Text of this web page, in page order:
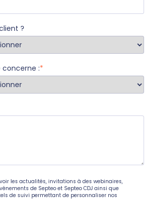
?
:*
les actualités, invitations à des webinaires,
de Septeo et Septeo CDJ ainsi que
de suivi permettant de personnaliser nos